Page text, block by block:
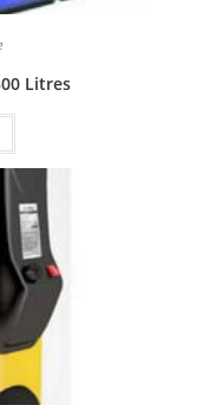
Litres